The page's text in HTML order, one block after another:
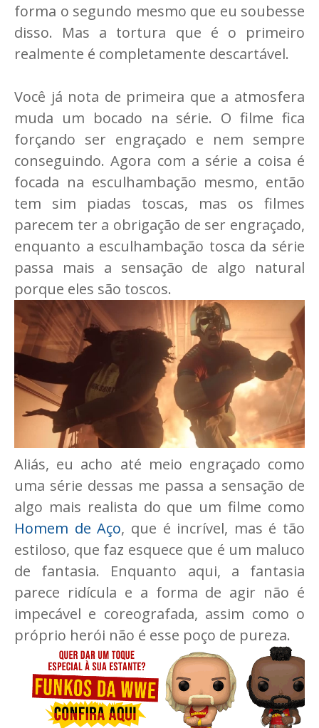
forma o segundo mesmo que eu soubesse
disso. Mas a tortura que é o primeiro
realmente é completamente descartável.
Você já nota de primeira que a atmosfera
muda um bocado na série. O filme fica
forçando ser engraçado e nem sempre
conseguindo. Agora com a série a coisa é
focada na esculhambação mesmo, então
tem sim piadas toscas, mas os filmes
parecem ter a obrigação de ser engraçado,
enquanto a esculhambação tosca da série
passa mais a sensação de algo natural
porque eles são toscos.
Aliás, eu acho até meio engraçado como
uma série dessas me passa a sensação de
algo mais realista do que um filme como
Homem de Aço, que é incrível, mas é tão
estiloso, que faz esquece que é um maluco
de fantasia. Enquanto aqui, a fantasia
parece ridícula e a forma de agir não é
impecável e coreografada, assim como o
próprio herói não é esse poço de pureza.